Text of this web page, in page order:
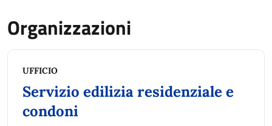
Organizzazioni
UFFICIO
Servizio edilizia residenziale e
condoni